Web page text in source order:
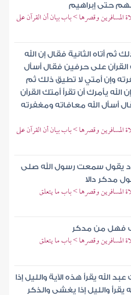
حتى إبراهيم
وقصرها > باب بيان أن القرآن على
ثم أتاه الثانية فقال إن الله
القرآن على حرفين فقال أسأل
وإن أمتي لا تطيق ذلك ثم
الله يأمرك أن تقرأ أمتك القرآن
أسأل الله معافاته ومغفرته
وقصرها > باب بيان أن القرآن على
يقول سمعت رسول الله صلى
مدكر دالا
وقصرها > باب ما يتعلق
فهل من مدكر
وقصرها > باب ما يتعلق
يقرأ هذه الآية والليل إذا
والليل إذا يغشى والذكر